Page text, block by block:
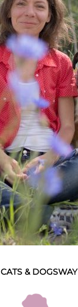
CATS & DOGSWAY